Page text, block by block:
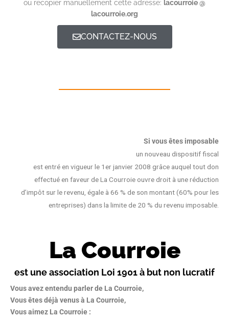
ou recopier manuellement cette adresse: lacourroie @
lacourroie.org
CONTACTEZ-NOUS
Si vous êtes imposable
un nouveau dispositif fiscal
est entré en vigueur le 1er janvier 2008 grâce auquel tout don
effectué en faveur de La Courroie ouvre droit à une réduction
d’impôt sur le revenu, égale à 66 % de son montant (60% pour les
entreprises) dans la limite de 20 % du revenu imposable.
La Courroie
est une association Loi 1901 à but non lucratif
Vous avez entendu parler de La Courroie,
Vousêtes déjà venus à La Courroie,
Vous aimez La Courroie :